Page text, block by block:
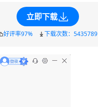
立即下载
好评率97% 下载次数：5435789